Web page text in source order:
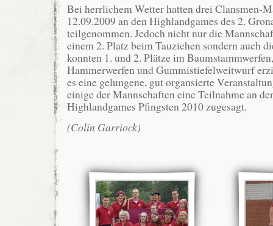
Bei herrlichem Wetter hatten drei Clansmen-
12.09.2009 an den Highlandgames des 2.
teilgenommen. Jedoch nicht nur die
einem 2. Platz beim Tauziehen sondern auch
konnten 1. und 2. Plätze im
Hammerwerfen und Gummistiefelweitwurf
es eine gelungene, gut organsierte
einige der Mannschaften eine Teilnahme an
Highlandgames Pfingsten 2010 zugesagt.
(Colin Garriock)